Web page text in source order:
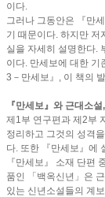
이다.
그러나 그동안은 『만
기 때문이다. 하지만
실을 자세히 설명한다.
이다. 만세보에 대한
3－만세보』, 이 책의
『만세보』와 근대소
제1부 연구편과 제2부
정리하고 그것의 성격
다. 또한 『만세보』에
『만세보』 소재 단편
품인 「백옥신년」은
있는 신년소설들의 계